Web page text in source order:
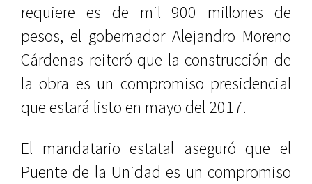
requiere es de mil 900 millones de
pesos, el gobernador Alejandro Moreno
Cárdenas reiteró que la construcción de
la obra es un compromiso presidencial
que estará listo en mayo del 2017.
El mandatario estatal aseguró que el
Puente de la Unidad es un compromiso